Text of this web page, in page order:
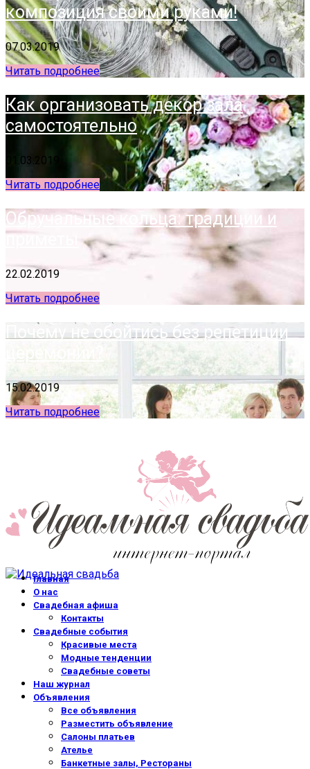
композиция своими руками!
07.03.2019
Читать подробнее
Как организовать декор зала
самостоятельно
01.03.2019
Читать подробнее
Обручальные кольца: традиции и
приметы
22.02.2019
Читать подробнее
Почему не обойтись без репетиции
церемонии?
15.02.2019
Читать подробнее
Главная
О нас
Свадебная афиша
Контакты
Свадебные события
Красивые места
Модные тенденции
Свадебные советы
Наш журнал
Объявления
Все объявления
Разместить объявление
Салоны платьев
Ателье
Банкетные залы, Рестораны